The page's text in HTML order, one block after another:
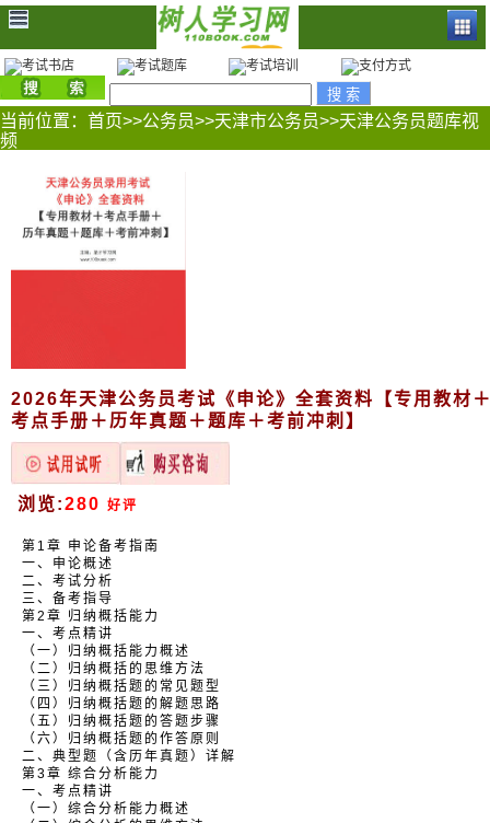
当前位置： 首页>>公务员>>天津市公务员>>天津公务员题库视
频
2026年天津公务员考试《申论》全套资料【专用教材
考点手册＋历年真题＋题库＋考前冲刺】
浏览:280 好评
第1章 申论备考指南
一、申论概述
二、考试分析
三、备考指导
第2章 归纳概括能力
一、考点精讲
（一）归纳概括能力概述
（二）归纳概括的思维方法
（三）归纳概括题的常见题型
（四）归纳概括题的解题思路
（五）归纳概括题的答题步骤
（六）归纳概括题的作答原则
二、典型题（含历年真题）详解
第3章 综合分析能力
一、考点精讲
（一）综合分析能力概述